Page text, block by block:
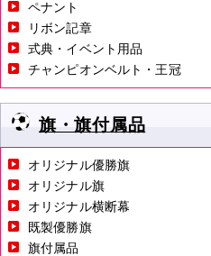
ペナント
リボン記章
式典・イベント用品
チャンピオンベルト・王冠
旗・旗付属品
オリジナル優勝旗
オリジナル旗
オリジナル横断幕
既製優勝旗
旗付属品